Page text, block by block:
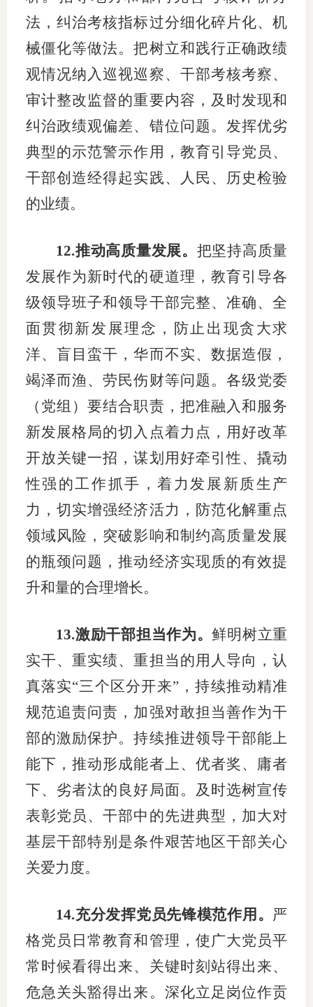
法，纠治考核指标过分细化碎片化、机
械僵化等做法。把树立和践行正确政绩
观情况纳入巡视巡察、干部考核考察、
审计整改监督的重要内容，及时发现和
纠治政绩观偏差、错位问题。发挥优劣
典型的示范警示作用，教育引导党员、
干部创造经得起实践、人民、历史检验
的业绩。
12.推动高质量发展。 把坚持高质量
发展作为新时代的硬道理，教育引导各
级领导班子和领导干部完整、准确、全
面贯彻新发展理念，防止出现贪大求
洋、盲目蛮干，华而不实、数据造假，
竭泽而渔、劳民伤财等问题。各级党委
（党组）要结合职责，把准融入和服务
新发展格局的切入点着力点，用好改革
开放关键一招，谋划用好牵引性、撬动
性强的工作抓手，着力发展新质生产
力，切实增强经济活力，防范化解重点
领域风险，突破影响和制约高质量发展
的瓶颈问题，推动经济实现质的有效提
升和量的合理增长。
13.激励干部担当作为。鲜明树立重
实干、重实绩、重担当的用人导向，认
真落实“三个区分开来”，持续推动精准
规范追责问责，加强对敢担当善作为干
部的激励保护。持续推进领导干部能上
能下，推动形成能者上、优者奖、庸者
下、劣者汰的良好局面。及时选树宣传
表彰党员、干部中的先进典型，加大对
基层干部特别是条件艰苦地区干部关心
关爱力度。
14.充分发挥党员先锋模范作用。 严
格党员日常教育和管理，使广大党员平
常时候看得出来、关键时刻站得出来、
危急关头豁得出来。深化立足岗位作贡